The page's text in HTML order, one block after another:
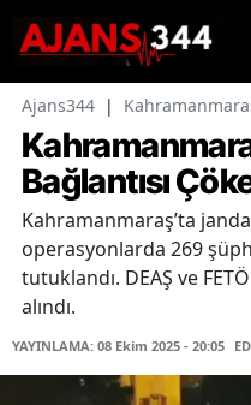
Ajans344 |
Bağlantısı
Kahramanmaraş’ta
operasyonlarda 269
tutuklandı. DEAŞ ve
alındı.
YAYINLAMA: 08 Ekim 2025 - 20:05